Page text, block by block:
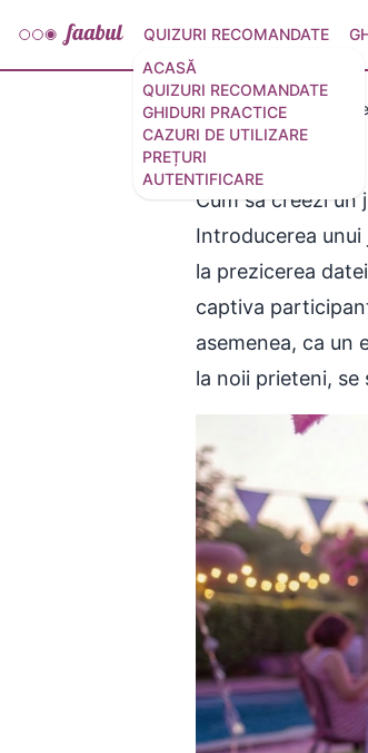
ACASĂ
QUIZURI RECOMANDATE
GHIDURI PRACTICE
CAZURI DE UTILIZARE
PREȚURI
AUTENTIFICARE
QUIZURI RECOMANDATE
Utilizări Cum să
Cum să creezi
Introducerea
la prezicerea
captiva
asemenea, ca un
la noii prieteni,